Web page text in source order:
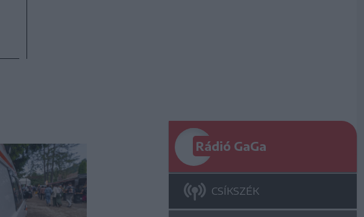
Rádió GaGa
CSÍKSZÉK